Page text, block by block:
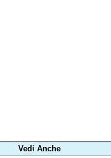
Vedi Anche